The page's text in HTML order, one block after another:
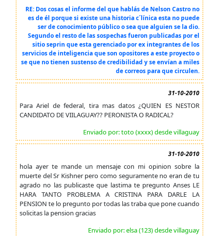
RE: Dos cosas el informe del que hablás de Nelson Castro no
es de él porque si existe una historia c´línica esta no puede
ser de conocimiento público o sea que alguien se la dio.
Segundo el resto de las sospechas fueron publicadas por el
sitio seprin que esta gerenciado por ex integrantes de los
servicios de inteligencia que son opositores a este proyecto o
se que no tienen sustenso de credibilidad y se envían a miles
de correos para que circulen.
31-10-2010
Para Ariel de federal, tira mas datos ¿QUIEN ES NESTOR
CANDIDATO DE VIILAGUAY?? PERONISTA O RADICAL?
Enviado por: toto (xxxx) desde villaguay
31-10-2010
hola ayer te mande un mensaje con mi opinion sobre la
muerte del Sr Kishner pero como seguramente no eran de tu
agrado no las publicaste que lastima te pregunto Anses LE
HARA TANTO PROBLEMA A CRISTINA PARA DARLE LA
PENSION te lo pregunto por todas las traba que pone cuando
solicitas la pension gracias
Enviado por: elsa (123) desde villaguay